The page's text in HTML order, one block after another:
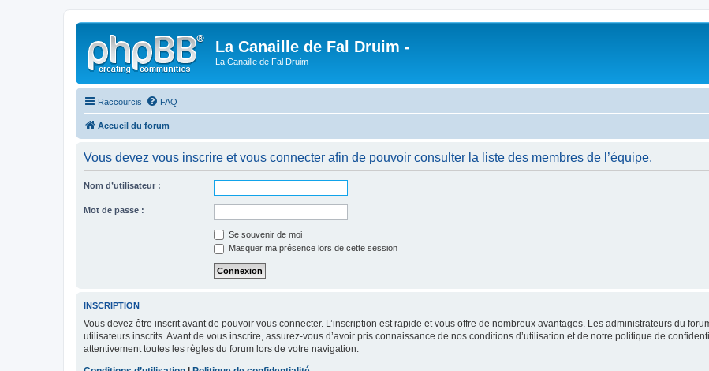
La Canaille de Fal Druim -
La Canaille de Fal Druim -
Raccourcis FAQ
Accueil du forum
Vous devez vous inscrire et vous connecter afin de pouvoir consulter la liste des membres de l’équipe.
Nom d’utilisateur :
Mot de passe :
Se souvenir de moi
Masquer ma présence lors de cette session
INSCRIPTION
Vous devez être inscrit avant de pouvoir vous connecter. L’inscription est rapide et vous offre de nombreux avantages. Les administrateurs du
utilisateurs inscrits. Avant de vous inscrire, assurez-vous d’avoir pris connaissance de nos conditions d’utilisation et de notre politique de
attentivement toutes les règles du forum lors de votre navigation.